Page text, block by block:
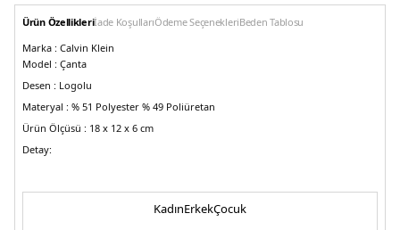
Ürün Özellikleriİade KoşullarıÖdeme SeçenekleriBeden Tablosu
Marka : Calvin Klein
Model : Çanta
Desen : Logolu
Materyal : % 51 Polyester % 49 Poliüretan
Ürün Ölçüsü : 18 x 12 x 6 cm
Detay:
KadınErkekÇocuk